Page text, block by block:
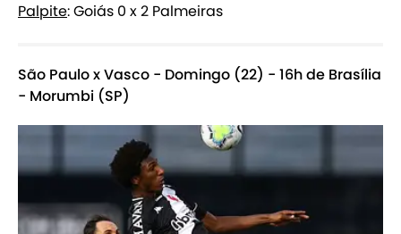
Palpite: Goiás 0 x 2 Palmeiras
São Paulo x Vasco - Domingo (22) - 16h de Brasília
- Morumbi (SP)